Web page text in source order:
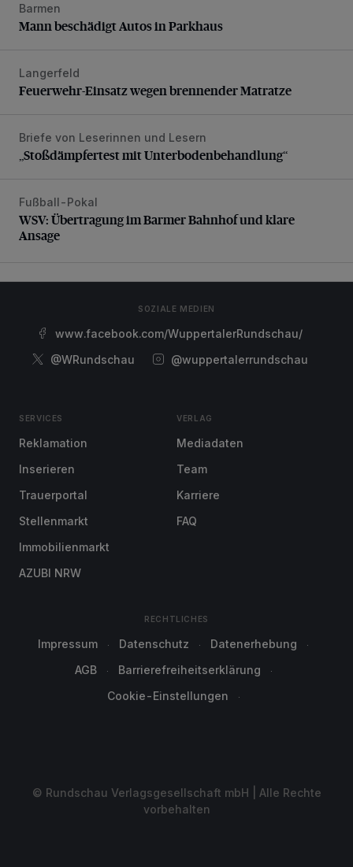
Mann beschädigt Autos in Parkhaus
Barmen
Mann beschädigt Autos in Parkhaus
Feuerwehr-Einsatz wegen brennender Matratze
Langerfeld
Feuerwehr-Einsatz wegen brennender Matratze
„Stoßdämpfertest mit Unterbodenbehandlung“
Briefe von Leserinnen und Lesern
„Stoßdämpfertest mit Unterbodenbehandlung“
WSV: Übertragung im Barmer Bahnhof und klare Ansage
Fußball-Pokal
WSV: Übertragung im Barmer Bahnhof und klare
Ansage
SOZIALE MEDIEN
www.facebook.com/WuppertalerRundschau/
@WRundschau
@wuppertalerrundschau
SERVICES
Reklamation
Inserieren
Trauerportal
Stellenmarkt
Immobilienmarkt
AZUBI NRW
VERLAG
Mediadaten
Team
Karriere
FAQ
RECHTLICHES
Impressum Datenschutz
Datenerhebung
AGB
Barrierefreiheitserklärung
Cookie-Einstellungen
© Rundschau Verlagsgesellschaft mbH | Alle Rechte
vorbehalten